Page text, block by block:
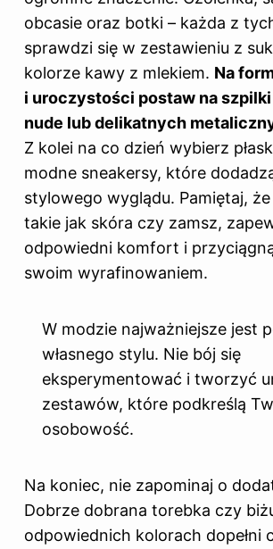
obcasie oraz botki – każda z
sprawdzi się w zestawieniu z
kolorze kawy z mlekiem. Na
i uroczystości postaw na
nude lub delikatnych
Z kolei na co dzień wybierz
modne sneakersy, które
stylowego wyglądu. Pamiętaj, że
takie jak skóra czy zamsz,
odpowiedni komfort i
swoim wyrafinowaniem.
W modzie najważniejsze jest
własnego stylu. Nie bój się
eksperymentować i tworzyć
zestawów, które podkreślą
osobowość.
Na koniec, nie zapominaj o
Dobrze dobrana torebka czy
odpowiednich kolorach dopełni